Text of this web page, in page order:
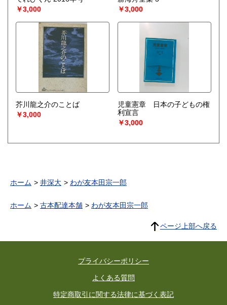
￥3,000
￥3,000
芥川龍之介のことば
￥3,000
児童憲章 日本の子どもの権
利宣言
￥3,000
ホーム 井深大 わが友本田宗一郎
ホーム 古本配達本舗 わが友本田宗一郎
ページ上部へ戻る
プライバシーポリシー
よくある質問
特定商取引に関する法律に基づく表記